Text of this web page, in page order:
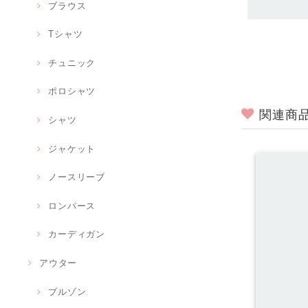
ブラウス
Tシャツ
チュニック
ポロシャツ
シャツ
ジャケット
ノースリーブ
ロンパース
カーディガン
アウター
ブルゾン
関連商